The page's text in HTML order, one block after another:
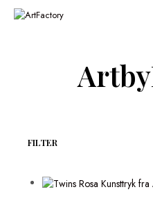
FILTER